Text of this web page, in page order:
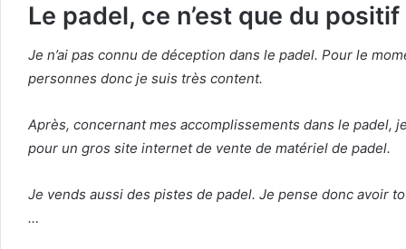
Le padel, ce n’est que du positif
Je n’ai pas connu de déception dans le padel. Pour le
personnes donc je suis très content.
Après, concernant mes accomplissements dans le padel,
pour un gros site internet de vente de matériel de padel.
Je vends aussi des pistes de padel. Je pense donc avoir
…